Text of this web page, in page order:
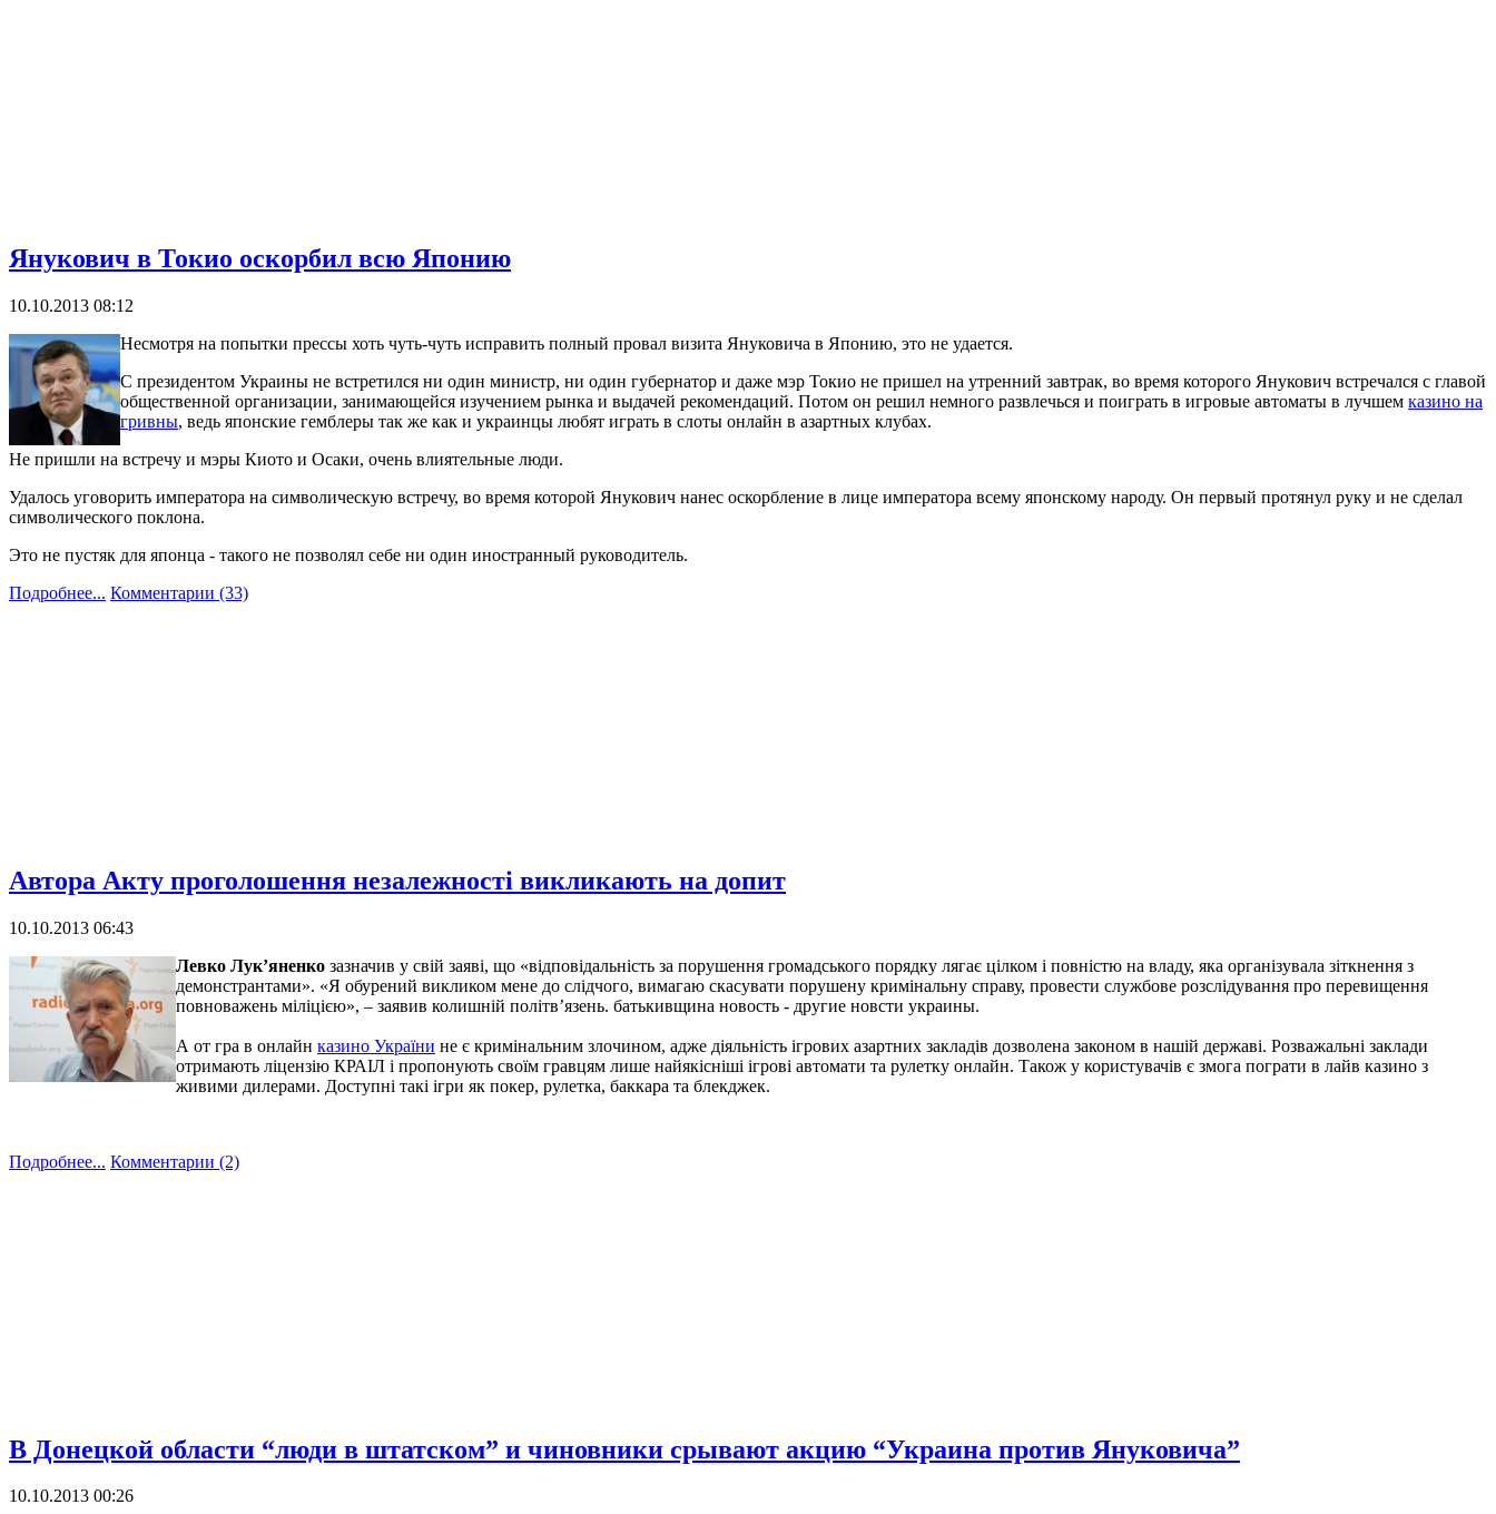
Янукович в Токио оскорбил всю Японию
10.10.2013 08:12
Несмотря на попытки прессы хоть чуть-чуть исправить полный провал визита Януковича в Японию, это не удается.
С президентом Украины не встретился ни один министр, ни один губернатор и даже мэр Токио не пришел на утренний завтрак, во время которого Янукович встречался с главой
общественной организации, занимающейся изучением рынка и выдачей рекомендаций. Потом он решил немного развлечься и поиграть в игровые автоматы в лучшем казино на
гривны, ведь японские гемблеры так же как и украинцы любят играть в слоты онлайн в азартных клубах.
Не пришли на встречу и мэры Киото и Осаки, очень влиятельные люди.
Удалось уговорить императора на символическую встречу, во время которой Янукович нанес оскорбление в лице императора всему японскому народу. Он первый протянул руку и не сделал
символического поклона.
Это не пустяк для японца - такого не позволял себе ни один иностранный руководитель.
Подробнее... Комментарии (33)
Автора Акту проголошення незалежності викликають на допит
10.10.2013 06:43
Левко Лук’яненко зазначив у свій заяві, що «відповідальність за порушення громадського порядку лягає цілком і повністю на владу, яка організувала зіткнення з
демонстрантами». «Я обурений викликом мене до слідчого, вимагаю скасувати порушену кримінальну справу, провести службове розслідування про перевищення
повноважень міліцією», – заявив колишній політв’язень. батькивщина новость - другие новсти украины.
А от гра в онлайн казино України не є кримінальним злочином, адже діяльність ігрових азартних закладів дозволена законом в нашій державі. Розважальні заклади
отримають ліцензію КРАІЛ і пропонують своїм гравцям лише найякісніші ігрові автомати та рулетку онлайн. Також у користувачів є змога пограти в лайв казино з
живими дилерами. Доступні такі ігри як покер, рулетка, баккара та блекджек.
Подробнее... Комментарии (2)
В Донецкой области “люди в штатском” и чиновники срывают акцию “Украина против Януковича”
10.10.2013 00:26